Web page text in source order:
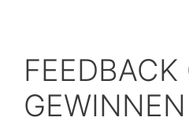
FEEDBACK
GEWINNEN